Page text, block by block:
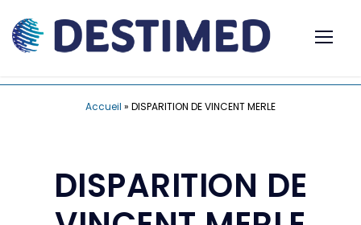
Accueil » DISPARITION DE VINCENT MERLE
DISPARITION DE